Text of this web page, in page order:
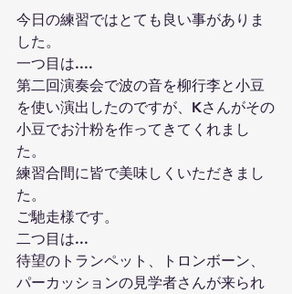
今日の練習ではとても良い事がありま
した。
一つ目は....
第二回演奏会で波の音を柳行李と小豆
を使い演出したのですが、Kさんがその
小豆でお汁粉を作ってきてくれまし
た。
練習合間に皆で美味しくいただきまし
た。
ご馳走様です。
二つ目は...
待望のトランペット、トロンボーン、
パーカッションの見学者さんが来られ